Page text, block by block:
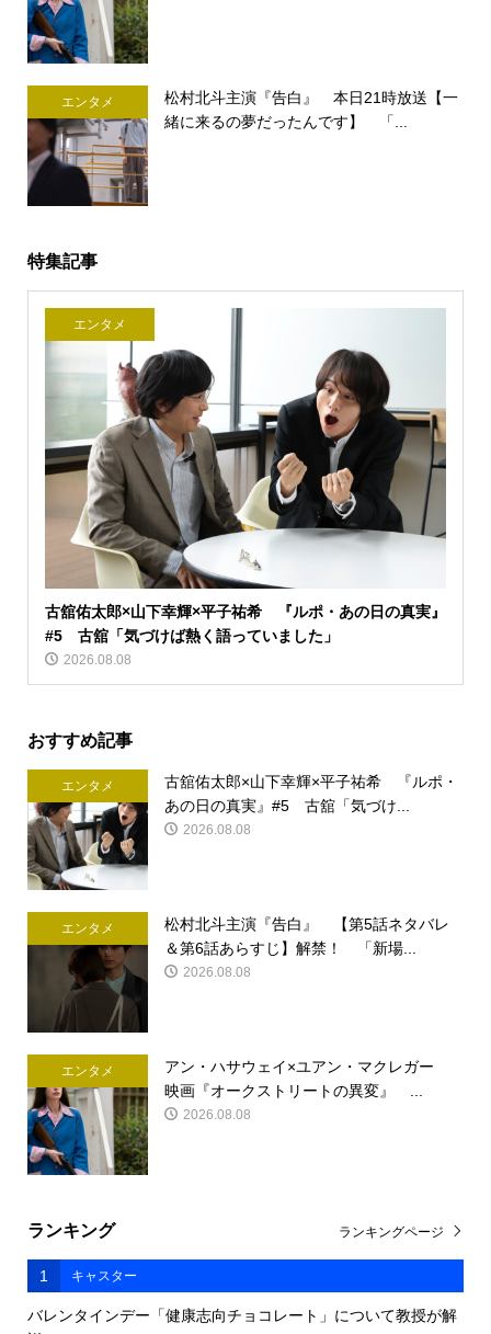
エンタメ
松村北斗主演『告白』 本日21時放送【一
緒に来るの夢だったんです】 「...
特集記事
エンタメ
古舘佑太郎×山下幸輝×平子祐希 『ルポ・あの日の真実』
#5 古舘「気づけば熱く語っていました」
2026.08.08
おすすめ記事
エンタメ
古舘佑太郎×山下幸輝×平子祐希 『ルポ・
あの日の真実』#5 古舘「気づけ...
2026.08.08
エンタメ
松村北斗主演『告白』 【第5話ネタバレ
＆第6話あらすじ】解禁！ 「新場...
2026.08.08
エンタメ
アン・ハサウェイ×ユアン・マクレガー
映画『オークストリートの異変』 ...
2026.08.08
ランキング
1 キャスター
バレンタインデー「健康志向チョコレート」について教授が解
ランキングページ